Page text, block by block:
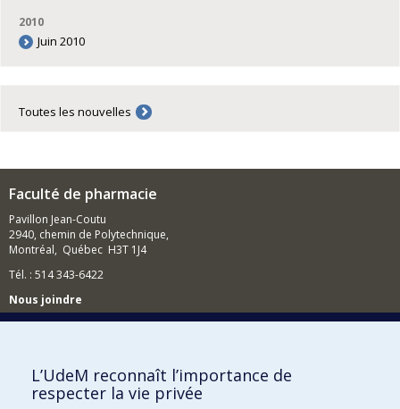
2010
Juin 2010
Toutes les nouvelles
Faculté de pharmacie
Pavillon Jean-Coutu
2940, chemin de Polytechnique,
Montréal, Québec H3T 1J4
Tél. : 514 343-6422
Nous joindre
Nous trouver
L’UdeM reconnaît l’importance de
respecter la vie privée